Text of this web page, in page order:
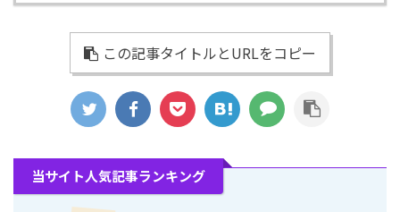
この記事タイトルとURLをコピー
当サイト人気記事ランキング